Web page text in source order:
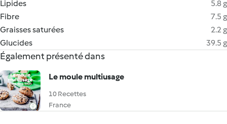
Lipides
5.8 g
Fibre
7.5 g
Graisses saturées
2.2 g
Glucides
39.5 g
Également présenté dans
Le moule multiusage
10 Recettes
France